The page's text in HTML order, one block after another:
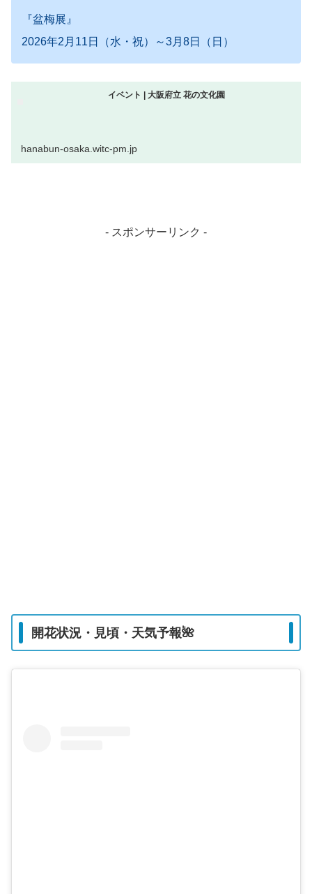
『盆梅展』
2026年2月11日（水・祝）～3月8日（日）
イベント | 大阪府立 花の文化園
hanabun-osaka.witc-pm.jp
- スポンサーリンク -
開花状況・見頃・天気予報🌺